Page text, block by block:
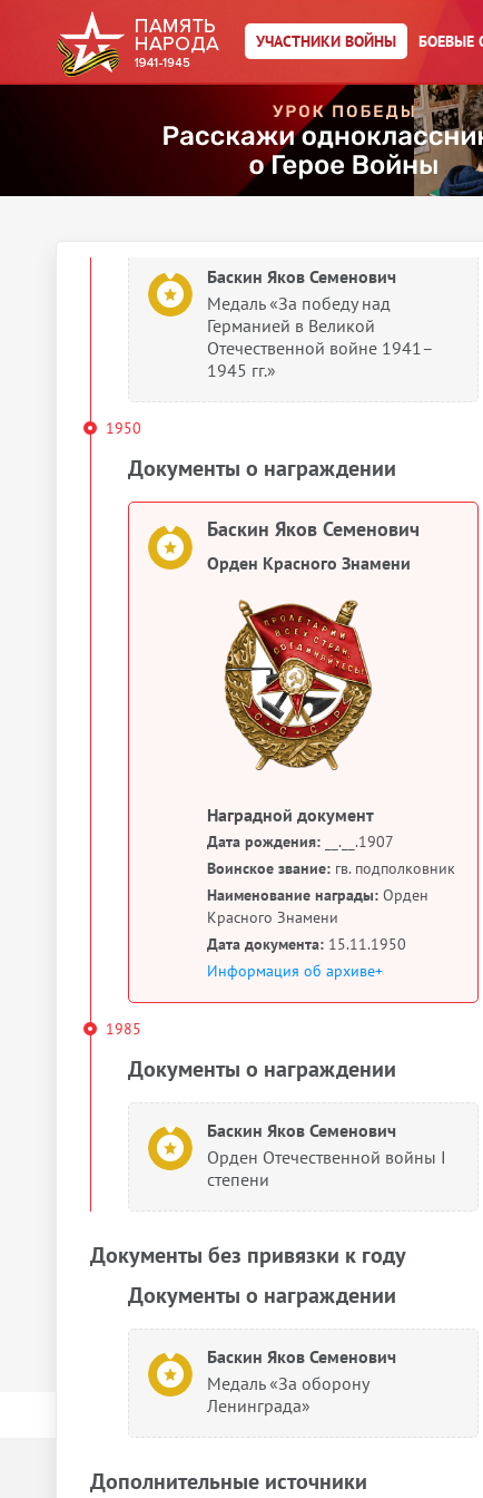
УЧАСТНИКИ ВОЙНЫ БОЕВЫЕ
Медаль «За оборону
Ленинграда»
Баскин Яков Семенович
Медаль «За победу над
Германией в Великой
Отечественной войне 1941–
1945 гг.»
1950
Документы о награждении
Баскин Яков Семенович
Орден Красного Знамени
Наградной документ
Дата рождения: __.__.1907
Воинское звание: гв. подполковник
Наименование награды: Орден
Красного Знамени
Дата документа: 15.11.1950
Информация об архиве+
1985
Документы о награждении
Баскин Яков Семенович
Орден Отечественной войны I
степени
Документы без привязки к году
Документы о награждении
Баскин Яков Семенович
Медаль «За оборону
Ленинграда»
Дополнительные источники